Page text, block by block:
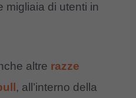
migliaia di utenti in
altre razze
, all’interno della